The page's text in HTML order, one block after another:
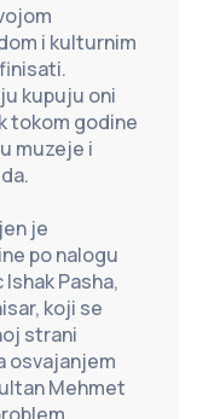
i kulturnim
kupuju oni
tokom godine
muzeje i
je
po nalogu
Pasha,
koji se
strani
osvajanjem
Mehmet